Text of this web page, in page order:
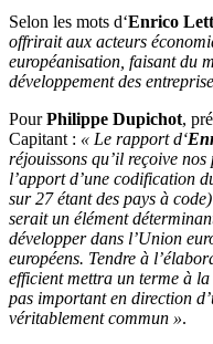
Selon les mots d‘Enrico
offrirait aux acteurs
européanisation, faisant du
développement des
PourPhilippe Dupichot,
Capitant : « Le rapport d‘
réjouissons qu’il reçoive
l’apport d’une codification
sur 27 étant des pays à
serait un élément
développer dans l’Union
européens. Tendre à
efficient mettra un terme à
pas important en direction
véritablement commun ».